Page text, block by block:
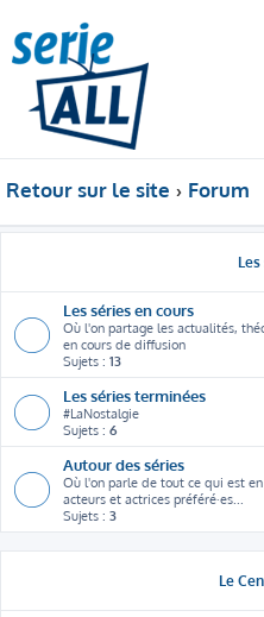
Retour sur le site Forum
Les séries en cours
Où l'on partage les actualités,
en cours de diffusion
Sujets : 13
Les séries terminées
#LaNostalgie
Sujets : 6
Autour des séries
Où l'on parle de tout ce qui est
acteurs et actrices préféré·es...
Sujets : 3
Le